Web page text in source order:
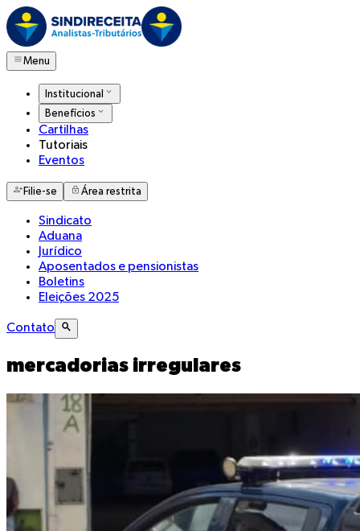
Menu
Institucional
Benefícios
Cartilhas
Tutoriais
Eventos
Filie-se Área restrita
Sindicato
Aduana
Jurídico
Aposentados e pensionistas
Boletins
Eleições 2025
Contato
mercadorias irregulares